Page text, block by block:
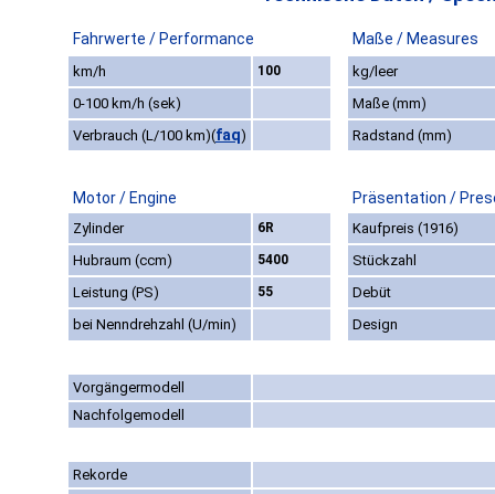
Fahrwerte / Performance Maße / Measures
km/h 100
kg/leer
0-100 km/h (sek)
Maße (mm)
Verbrauch (L/100 km)(faq) Radstand (mm)
Motor / Engine Präsentation /
Zylinder 6R
Kaufpreis (1916)
Hubraum (ccm)
5400
Stückzahl
Leistung (PS)
55
Debüt
bei Nenndrehzahl (U/min)
Design
Vorgängermodell
Nachfolgemodell
Rekorde